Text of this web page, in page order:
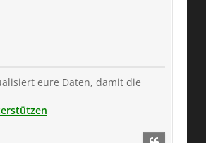
eure Daten, damit die